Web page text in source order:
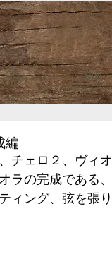
案内 制作
編
チェロ２、ヴィ
ラの完成である
ィング、弦を張